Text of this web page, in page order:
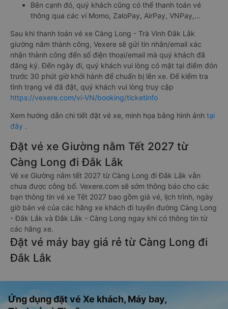
Bên cạnh đó, quý khách cũng có thể thanh toán vé
thông qua các ví Momo, ZaloPay, AirPay, VNPay,…
Sau khi thanh toán vé xe Càng Long - Trà Vinh Đắk Lắk
giường nằm thành công, Vexere sẽ gửi tin nhắn/email xác
nhận thành công đến số điện thoại/email mà quý khách đã
đăng ký. Đến ngày đi, quý khách vui lòng có mặt tại điểm đón
trước 30 phút giờ khởi hành để chuẩn bị lên xe. Để kiểm tra
tình trạng vé đã đặt, quý khách vui lòng truy cập
https://vexere.com/vi-VN/booking/ticketinfo
Xem hướng dẫn chi tiết đặt vé xe, minh họa bằng hình ảnh tại
đây .
Đặt vé xe Giường nằm Tết 2027 từ
Càng Long đi Đắk Lắk
Vé xe Giường nằm tết 2027 từ Càng Long đi Đắk Lắk vẫn
chưa được công bố. Vexere.com sẽ sớm thông báo cho các
bạn thông tin vé xe Tết 2027 bao gồm giá vé, lịch trình, ngày
giờ bán vé của các hãng xe khách đi tuyến đường Càng Long
- Đắk Lắk và Đắk Lắk - Càng Long ngay khi có thông tin từ
các hãng xe.
Đặt vé máy bay giá rẻ từ Càng Long đi
Đắk Lắk
Ứng dụng đặt vé Xe khách, Máy bay,